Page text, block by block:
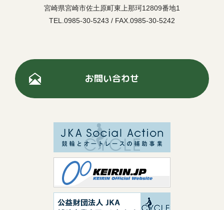
宮崎県宮崎市佐土原町東上那珂12809番地1
TEL.0985-30-5243 / FAX.0985-30-5242
お問い合わせ